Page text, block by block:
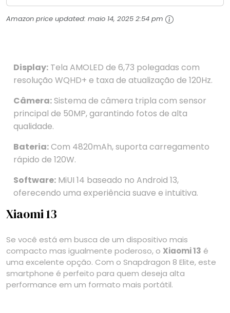
Amazon price updated: maio 14, 2025 2:54 pm
Display: Tela AMOLED de 6,73 polegadas com
resolução WQHD+ e taxa de atualização de 120Hz.
Câmera:Sistema de câmera tripla com sensor
principal de 50MP, garantindo fotos de alta
qualidade.
Bateria:Com 4820mAh, suporta carregamento
rápido de 120W.
Software: MiUI 14 baseado no Android 13,
oferecendo uma experiência suave e intuitiva.
Xiaomi 13
Se você está em busca de um dispositivo mais
compacto mas igualmente poderoso, o Xiaomi 13 é
uma excelente opção. Com o Snapdragon 8 Elite, este
smartphone é perfeito para quem deseja alta
performance em um formato mais portátil.